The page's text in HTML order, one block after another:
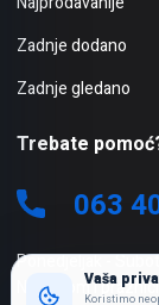
Zadnje dodano
Zadnje gledano
Trebate
063
Ponedjeljak -
Nedjeljom i
Vaša
Koristimo